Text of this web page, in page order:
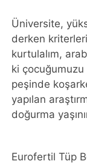
Üniversite,
derken
kurtulalım,
ki
peşinde
yapılan
doğurma
Eurofertil Tüp